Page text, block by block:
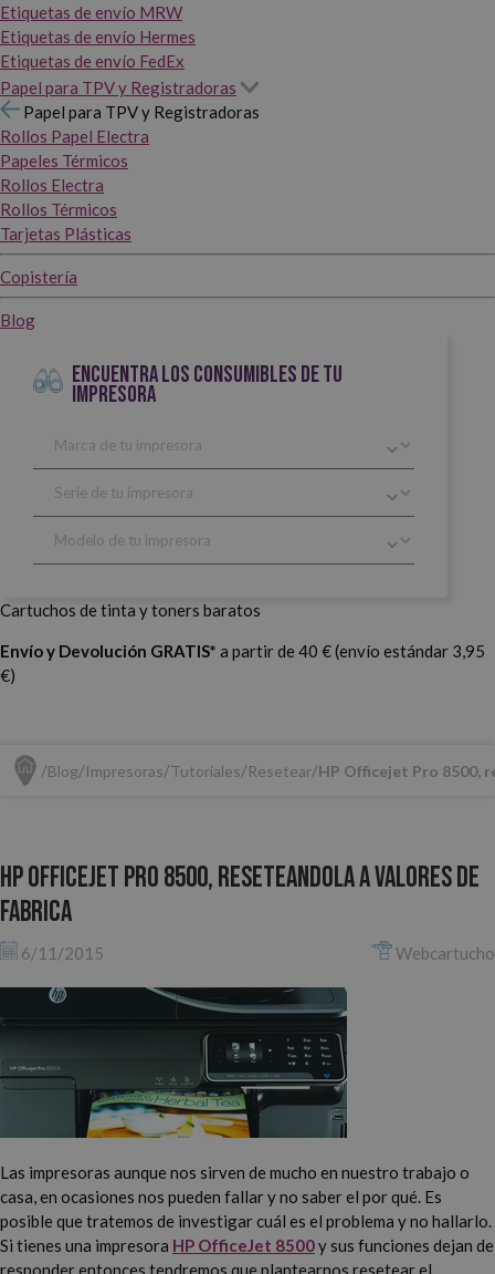
Etiquetas de envío MRW
Etiquetas de envío Hermes
Etiquetas de envío FedEx
Papel para TPV y Registradoras
Papel para TPV y Registradoras
Rollos Papel Electra
Papeles Térmicos
Rollos Electra
Rollos Térmicos
Tarjetas Plásticas
Copistería
Blog
ENCUENTRA LOS CONSUMIBLES DE TU
IMPRESORA
Cartuchos de tinta y toners baratos
Envío y Devolución GRATIS* a partir de 40 € (envío estándar 3,95
€)
Blog Impresoras Tutoriales Resetear HP Officejet Pro 8500,
HP Officejet Pro 8500, reseteandola a valores de
fabrica
6/11/2015 Webcartucho
Las impresoras aunque nos sirven de mucho en nuestro trabajo o
casa, en ocasiones nos pueden fallar y no saber el por qué. Es
posible que tratemos de investigar cuál es el problema y no hallarlo.
Si tienes una impresora HP OfficeJet 8500y sus funciones dejan de
responder entonces tendremos que plantearnos resetear el